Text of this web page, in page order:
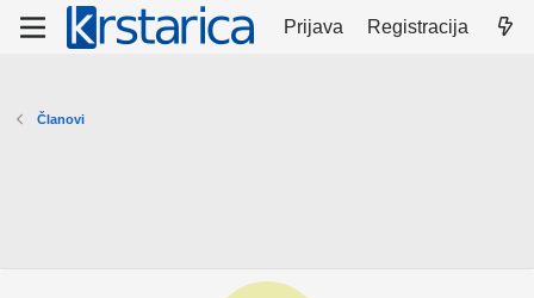
Prijava Registracija
Članovi